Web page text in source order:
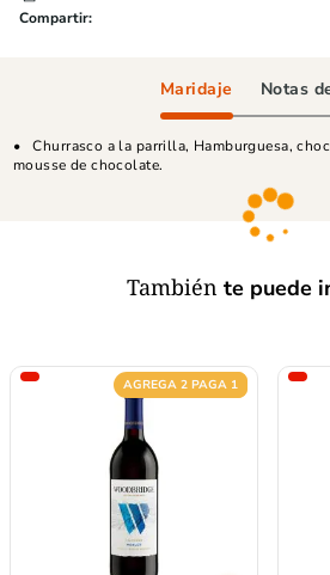
Maridaje Notas
Churrasco a la parrilla, Hamburguesa,
mousse de chocolate.
También te puede
AGREGA 2 PAGA 1